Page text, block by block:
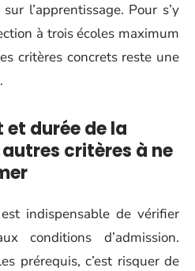
l’apprentissage. Pour s’y
à trois écoles maximum
critères concrets reste une
et durée de la
critères à ne
indispensable de vérifier
conditions d’admission.
prérequis, c’est risquer de